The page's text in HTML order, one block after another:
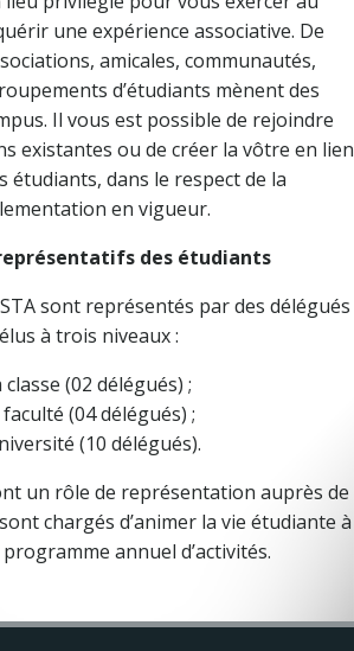
une expérience associative. De
amicales, communautés,
d’étudiants mènent des
Il vous est possible de rejoindre
existantes ou de créer la vôtre en lien
étudiants, dans le respect de la
en vigueur.
des étudiants
sont représentés par des délégués
élus à trois niveaux :
classe (02 délégués) ;
faculté (04 délégués) ;
(10 délégués).
un rôle de représentation auprès de
chargés d’animer la vie étudiante à
annuel d’activités.